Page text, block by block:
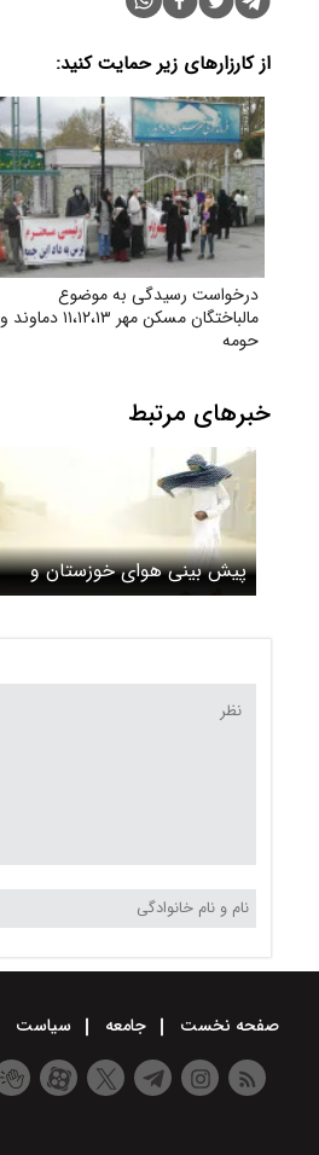
از کارزارهای زیر حمایت کنید:
درخواست رسیدگی به موضوع
مالباختگان مسکن مهر ۱۱،۱۲،۱۳ دماوند و
حومه
خبرهای مرتبط
پیش بینی هوای خوزستان و
اهواز؛ سه شنبه ۲۹ اردیبهشت
صفحه نخست جامعه سیاست